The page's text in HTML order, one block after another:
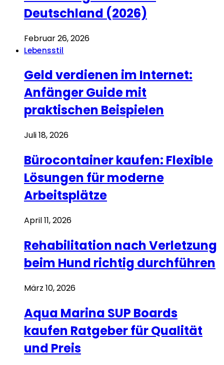
Deutschland (2026)
Februar 26, 2026
Lebensstil
Geld verdienen im Internet:
Anfänger Guide mit
praktischen Beispielen
Juli 18, 2026
Bürocontainer kaufen: Flexible
Lösungen für moderne
Arbeitsplätze
April 11, 2026
Rehabilitation nach Verletzung
beim Hund richtig durchführen
März 10, 2026
Aqua Marina SUP Boards
kaufen Ratgeber für Qualität
und Preis